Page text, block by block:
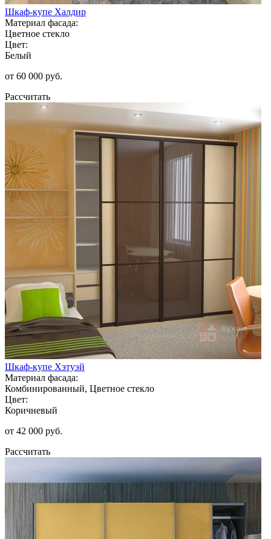
Шкаф-купе Халдир
Материал фасада:
Цветное стекло
Цвет:
Белый
от 60 000 руб.
Рассчитать
Шкаф-купе Хэтуэй
Материал фасада:
Комбинированный, Цветное стекло
Цвет:
Коричневый
от 42 000 руб.
Рассчитать